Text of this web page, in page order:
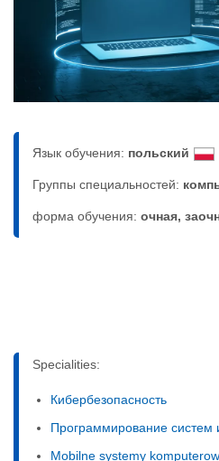
Язык обучения: польский
Группы специальностей:
форма обучения: очная,
Specialities:
Кибербезопасность
Программирование систем
Mobilne systemy